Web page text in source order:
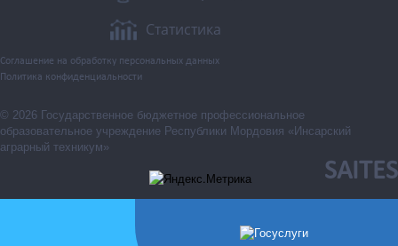
Статистика
Соглашение на обработку персональных данных
Политика конфиденциальности
© 2026 Государственное бюджетное профессиональное
образовательное учреждение Республики Мордовия «Инсарский
аграрный техникум»
SAITES